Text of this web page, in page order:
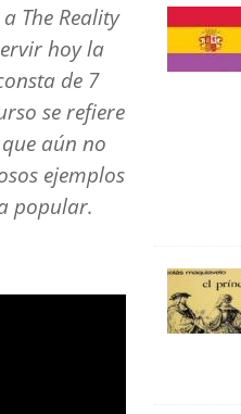
The Reality
hoy la
de 7
se refiere
aún no
ejemplos
popular.